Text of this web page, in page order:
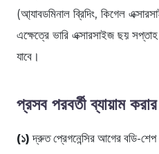
(আ্যাবডমিনাল ব্রিদিং, কিগেল
এক্ষেত্রে ভারি এক্সারসাইজ ছয়
যাবে।
প্রসব পরবর্তী ব্যায়াম
(১) দ্রুত প্রেগনেন্সির আগের বডি-শেপ